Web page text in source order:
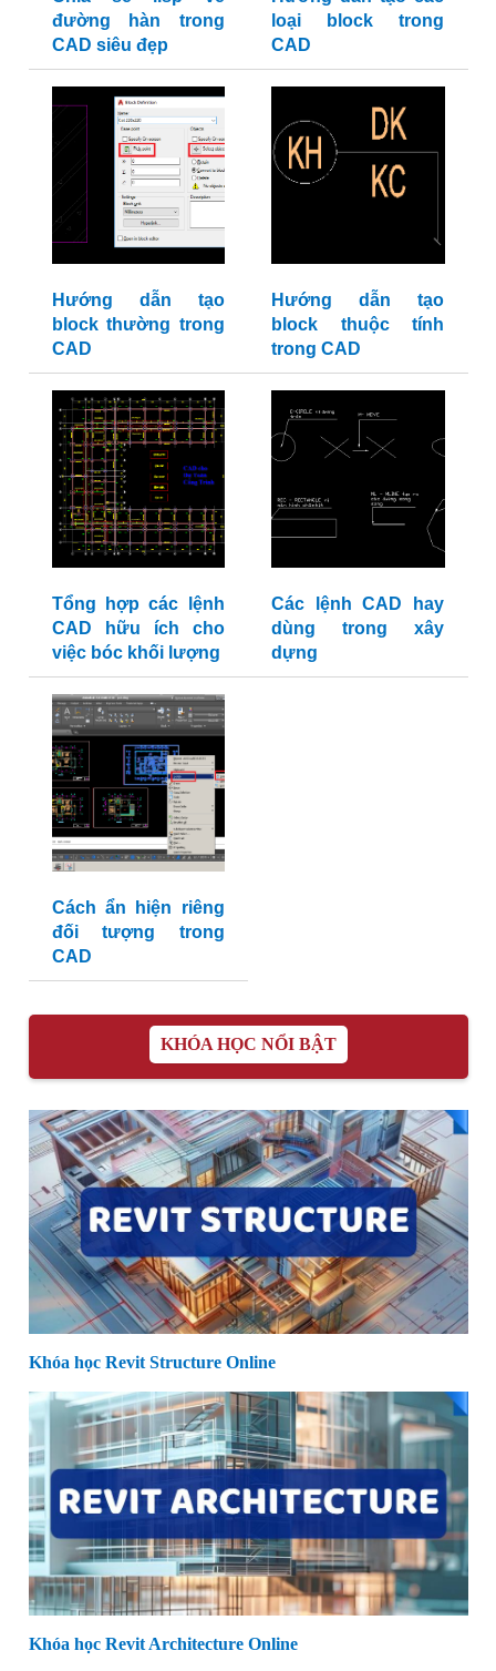
đường hàn trong
CAD siêu đẹp
loại block trong
CAD
Hướng dẫn tạo
block thường trong
CAD
Hướng dẫn tạo
block thuộc tính
trong CAD
Tổng hợp các lệnh
CAD hữu ích cho
việc bóc khối lượng
Các lệnh CAD hay
dùng trong xây
dựng
Cách ẩn hiện riêng
đối tượng trong
CAD
KHÓA HỌC NỔI BẬT
Khóa học Revit Structure Online
Khóa học Revit Architecture Online